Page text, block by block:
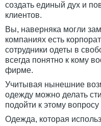
создать единый дух и
клиентов.
Вы, наверняка могли
компаниях есть
сотрудники одеты в
всегда понятно к кому
фирме.
Учитывая нынешние
одежду можно делать
подойти к этому
Одежда, которая